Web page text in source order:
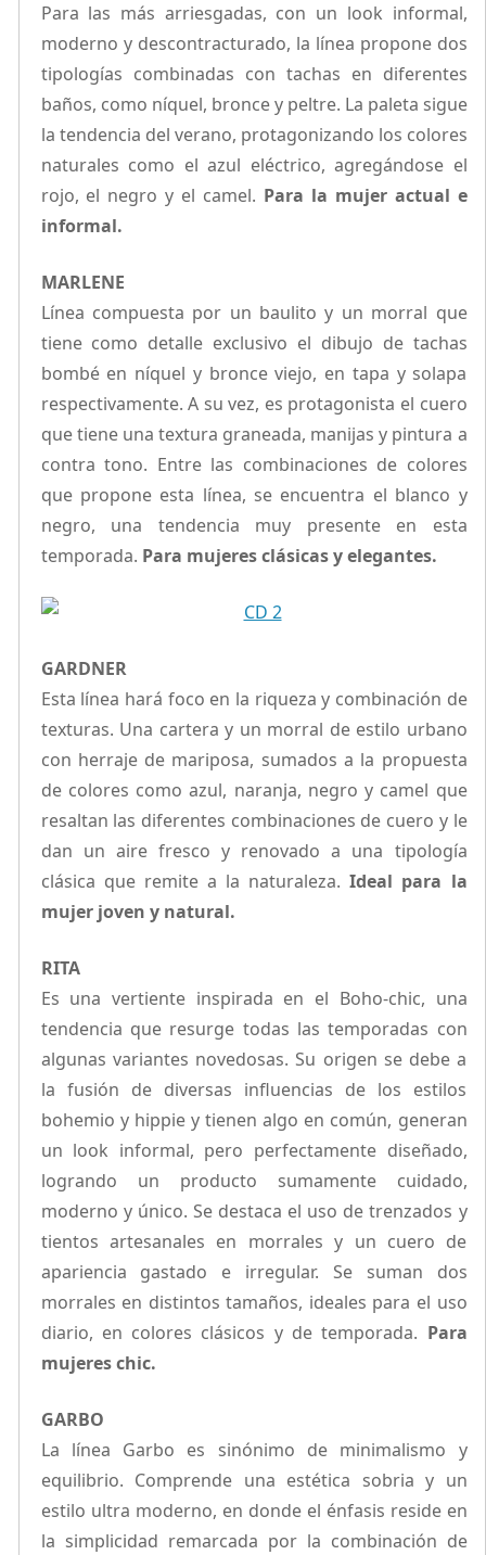
Para las más arriesgadas, con un look informal,
moderno y descontracturado, la línea propone dos
tipologías combinadas con tachas en diferentes
baños, como níquel, bronce y peltre. La paleta sigue
la tendencia del verano, protagonizando los colores
naturales como el azul eléctrico, agregándose el
rojo, el negro y el camel. Para la mujer actual e
informal.
MARLENE
Línea compuesta por un baulito y un morral que
tiene como detalle exclusivo el dibujo de tachas
bombé en níquel y bronce viejo, en tapa y solapa
respectivamente. A su vez, es protagonista el cuero
que tiene una textura graneada, manijas y pintura a
contra tono. Entre las combinaciones de colores
que propone esta línea, se encuentra el blanco y
negro, una tendencia muy presente en esta
temporada. Para mujeres clásicas y elegantes.
GARDNER
Esta línea hará foco en la riqueza y combinación de
texturas. Una cartera y un morral de estilo urbano
con herraje de mariposa, sumados a la propuesta
de colores como azul, naranja, negro y camel que
resaltan las diferentes combinaciones de cuero y le
dan un aire fresco y renovado a una tipología
clásica que remite a la naturaleza.Ideal para la
mujer joven y natural.
RITA
Es una vertiente inspirada en el Boho-chic, una
tendencia que resurge todas las temporadas con
algunas variantes novedosas. Su origen se debe a
la fusión de diversas influencias de los estilos
bohemio y hippie y tienen algo en común, generan
un look informal, pero perfectamente diseñado,
logrando un producto sumamente cuidado,
moderno y único. Se destaca el uso de trenzados y
tientos artesanales en morrales y un cuero de
apariencia gastado e irregular. Se suman dos
morrales en distintos tamaños, ideales para el uso
diario, en colores clásicos y de temporada. Para
mujeres chic.
GARBO
La línea Garbo es sinónimo de minimalismo y
equilibrio. Comprende una estética sobria y un
estilo ultra moderno, en donde el énfasis reside en
la simplicidad remarcada por la combinación de